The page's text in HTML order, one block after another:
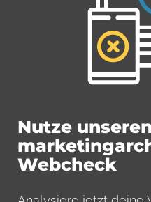
Nutze
Webcheck